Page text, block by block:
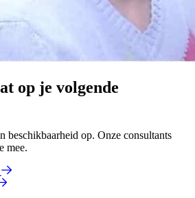
op je volgende
beschikbaarheid op. Onze consultants
mee.